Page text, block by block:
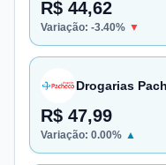
R$ 44,62
Variação: -3.40% ▼
Drogarias
R$ 47,99
Variação: 0.00% ▲